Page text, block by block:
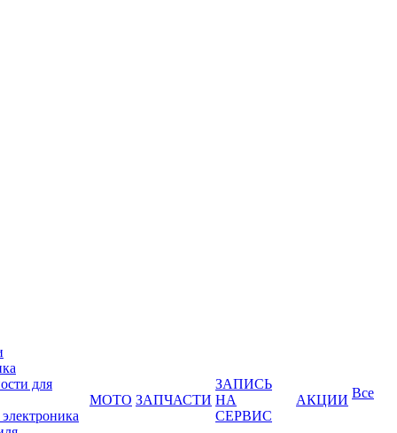
для
МОТО ЗАПЧАСТИ
ЗАПИСЬ
НА
СЕРВИС
АКЦИИ Все